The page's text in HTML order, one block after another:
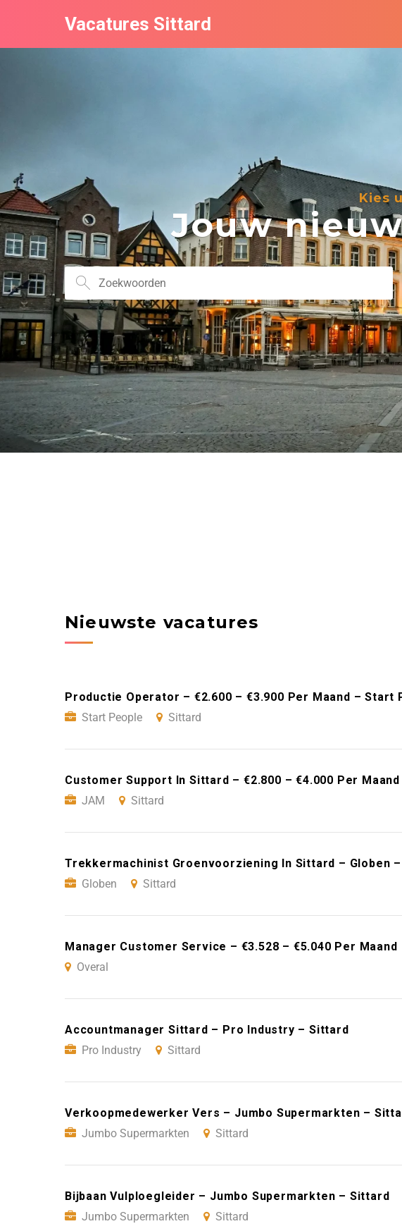
Vacatures Sittard
Kies
Jouw
Nieuwste vacatures
Productie Operator – €2.600 – €3.900 Per Maand – Start
Start People
Sittard
Customer Support In Sittard – €2.800 – €4.000 Per
JAM
Sittard
Trekkermachinist Groenvoorziening In Sittard – Globen
Globen
Sittard
Manager Customer Service – €3.528 – €5.040 Per Maand
Overal
Accountmanager Sittard – Pro Industry – Sittard
Pro Industry
Sittard
Verkoopmedewerker Vers – Jumbo Supermarkten –
Jumbo Supermarkten
Sittard
Bijbaan Vulploegleider – Jumbo Supermarkten – Sittard
Jumbo Supermarkten
Sittard